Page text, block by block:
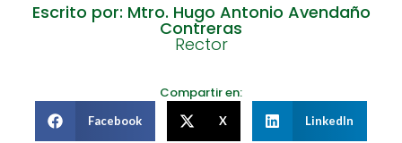
Escrito por: Mtro. Hugo Antonio Avendaño
Contreras
Rector
Compartir en:
Facebook X LinkedIn